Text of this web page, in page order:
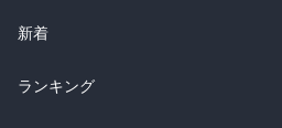
ラノベ
雑誌・グラビア
総合
ラノベ
新着
総合
ランキング